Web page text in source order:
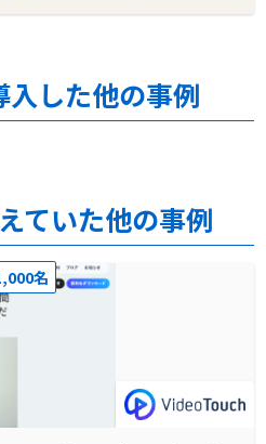
入した他の事例
ていた他の事例
名